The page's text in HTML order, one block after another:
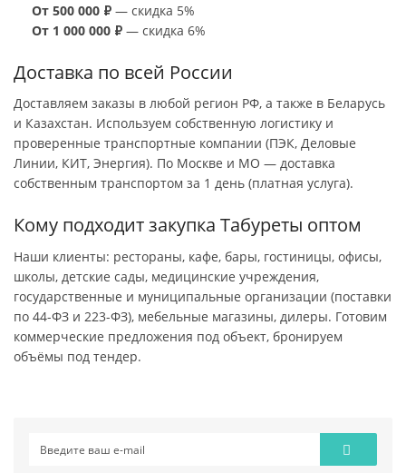
От 500 000 ₽ — скидка 5%
От 1 000 000 ₽ — скидка 6%
Доставка по всей России
Доставляем заказы в любой регион РФ, а также в Беларусь
и Казахстан. Используем собственную логистику и
проверенные транспортные компании (ПЭК, Деловые
Линии, КИТ, Энергия). По Москве и МО — доставка
собственным транспортом за 1 день (платная услуга).
Кому подходит закупка Табуреты оптом
Наши клиенты: рестораны, кафе, бары, гостиницы, офисы,
школы, детские сады, медицинские учреждения,
государственные и муниципальные организации (поставки
по 44-ФЗ и 223-ФЗ), мебельные магазины, дилеры. Готовим
коммерческие предложения под объект, бронируем
объёмы под тендер.